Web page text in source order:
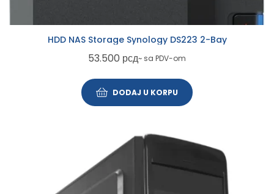
HDD NAS Storage Synology DS223 2-Bay
53.500 рсд~ sa PDV-om
DODAJ U KORPU